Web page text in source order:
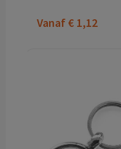
Vanaf € 1,12